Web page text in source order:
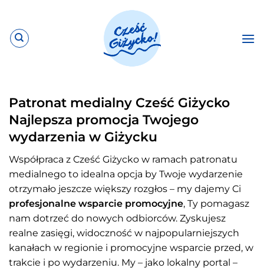
zawartości
Patronat medialny Cześć Giżycko
Najlepsza promocja Twojego
wydarzenia w Giżycku
Współpraca z Cześć Giżycko w ramach patronatu
medialnego to idealna opcja by Twoje wydarzenie
otrzymało jeszcze większy rozgłos – my dajemy Ci
profesjonalne wsparcie promocyjne, Ty pomagasz
nam dotrzeć do nowych odbiorców. Zyskujesz
realne zasięgi, widoczność w najpopularniejszych
kanałach w regionie i promocyjne wsparcie przed, w
trakcie i po wydarzeniu. My – jako lokalny portal –